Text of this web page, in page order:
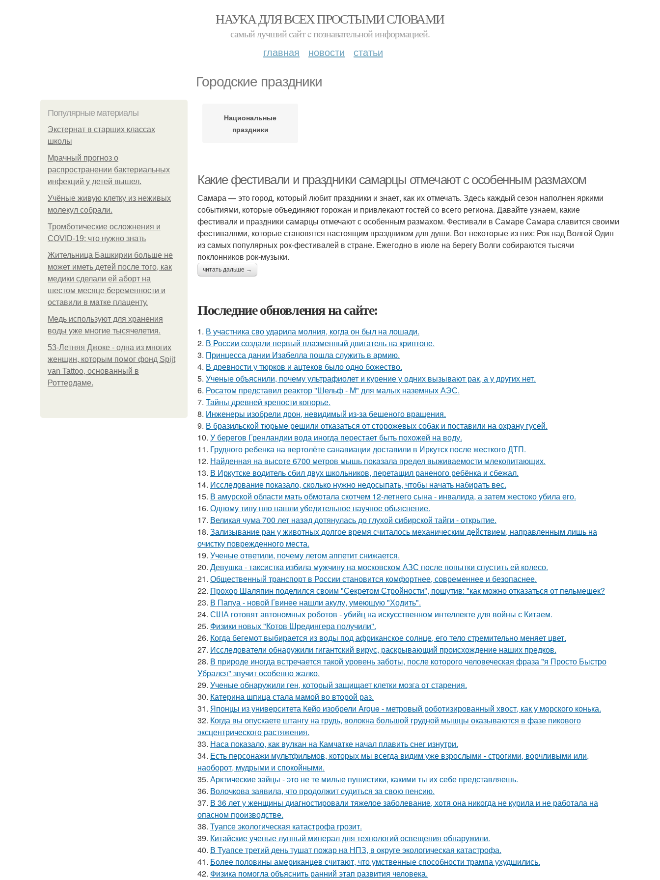
НАУКА ДЛЯ ВСЕХ ПРОСТЫМИ СЛОВАМИ
самый лучший сайт c познавательной информацией.
главная новости статьи
Городские праздники
Популярные материалы
Экстернат в старших классах
школы
Мрачный прогноз о
распространении бактериальных
инфекций у детей вышел.
Учёные живую клетку из неживых
молекул собрали.
Тромботические осложнения и
COVID-19: что нужно знать
Жительница Башкирии больше не
может иметь детей после того, как
медики сделали ей аборт на
шестом месяце беременности и
оставили в матке плаценту.
Медь используют для хранения
воды уже многие тысячелетия.
53-Летняя Джоке - одна из многих
женщин, которым помог фонд Spijt
van Tattoo, основанный в
Роттердаме.
Национальные
праздники
Какие фестивали и праздники самарцы отмечают с особенным размахом
Самара — это город, который любит праздники и знает, как их отмечать. Здесь каждый сезон наполнен яркими
событиями, которые объединяют горожан и привлекают гостей со всего региона. Давайте узнаем, какие
фестивали и праздники самарцы отмечают с особенным размахом. Фестивали в Самаре Самара славится своими
фестивалями, которые становятся настоящим праздником для души. Вот некоторые из них: Рок над Волгой Один
из самых популярных рок-фестивалей в стране. Ежегодно в июле на берегу Волги собираются тысячи
поклонников рок-музыки.
читать дальше →
Последние обновления на сайте:
1. В участника сво ударила молния, когда он был на лошади.
2. В России создали первый плазменный двигатель на криптоне.
3. Принцесса дании Изабелла пошла служить в армию.
4. В древности у тюрков и ацтеков было одно божество.
5. Ученые объяснили, почему ультрафиолет и курение у одних вызывают рак, а у других нет.
6. Росатом представил реактор "Шельф - М" для малых наземных АЭС.
7. Тайны древней крепости копорье.
8. Инженеры изобрели дрон, невидимый из-за бешеного вращения.
9. В бразильской тюрьме решили отказаться от сторожевых собак и поставили на охрану гусей.
10. У берегов Гренландии вода иногда перестает быть похожей на воду.
11. Грудного ребенка на вертолёте санавиации доставили в Иркутск после жесткого ДТП.
12. Найденная на высоте 6700 метров мышь показала предел выживаемости млекопитающих.
13. В Иркутске водитель сбил двух школьников, перетащил раненого ребёнка и сбежал.
14. Исследование показало, сколько нужно недосыпать, чтобы начать набирать вес.
15. В амурской области мать обмотала скотчем 12-летнего сына - инвалида, а затем жестоко убила его.
16. Одному типу нло нашли убедительное научное объяснение.
17. Великая чума 700 лет назад дотянулась до глухой сибирской тайги - открытие.
18. Зализывание ран у животных долгое время считалось механическим действием, направленным лишь на
очистку поврежденного места.
19. Ученые ответили, почему летом аппетит снижается.
20. Девушка - таксистка избила мужчину на московском АЗС после попытки спустить ей колесо.
21. Общественный транспорт в России становится комфортнее, современнее и безопаснее.
22. Прохор Шаляпин поделился своим "Секретом Стройности", пошутив: "как можно отказаться от пельмешек?
23. В Папуа - новой Гвинее нашли акулу, умеющую "Ходить".
24. США готовят автономных роботов - убийц на искусственном интеллекте для войны с Китаем.
25. Физики новых "Котов Шредингера получили".
26. Когда бегемот выбирается из воды под африканское солнце, его тело стремительно меняет цвет.
27. Исследователи обнаружили гигантский вирус, раскрывающий происхождение наших предков.
28. В природе иногда встречается такой уровень заботы, после которого человеческая фраза "я Просто Быстро
Убрался" звучит особенно жалко.
29. Ученые обнаружили ген, который защищает клетки мозга от старения.
30. Катерина шпица стала мамой во второй раз.
31. Японцы из университета Кейо изобрели Arque - метровый роботизированный хвост, как у морского конька.
32. Когда вы опускаете штангу на грудь, волокна большой грудной мышцы оказываются в фазе пикового
эксцентрического растяжения.
33. Наса показало, как вулкан на Камчатке начал плавить снег изнутри.
34. Есть персонажи мультфильмов, которых мы всегда видим уже взрослыми - строгими, ворчливыми или,
наоборот, мудрыми и спокойными.
35. Арктические зайцы - это не те милые пушистики, какими ты их себе представляешь.
36. Волочкова заявила, что продолжит судиться за свою пенсию.
37. В 36 лет у женщины диагностировали тяжелое заболевание, хотя она никогда не курила и не работала на
опасном производстве.
38. Туапсе экологическая катастрофа грозит.
39. Китайские ученые лунный минерал для технологий освещения обнаружили.
40. В Туапсе третий день тушат пожар на НПЗ, в округе экологическая катастрофа.
41. Более половины американцев считают, что умственные способности трампа ухудшились.
42. Физика помогла объяснить ранний этап развития человека.